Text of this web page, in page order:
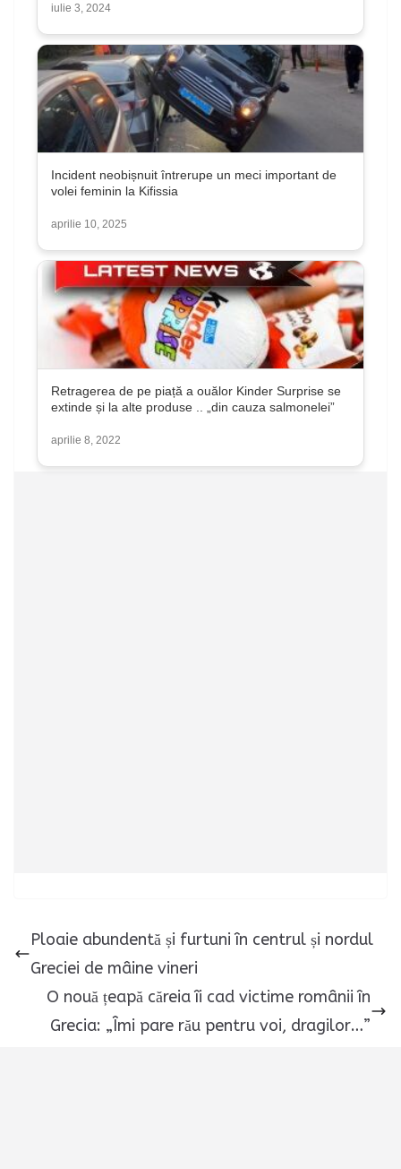
iulie 3, 2024
Incident neobișnuit întrerupe un meci important de
volei feminin la Kifissia
aprilie 10, 2025
Retragerea de pe piață a ouălor Kinder Surprise se
extinde și la alte produse .. „din cauza salmonelei”
aprilie 8, 2022
Ploaie abundentă și furtuni în centrul și nordul
Greciei de mâine vineri
O nouă țeapă căreia îi cad victime românii în
Grecia: „Îmi pare rău pentru voi, dragilor…”